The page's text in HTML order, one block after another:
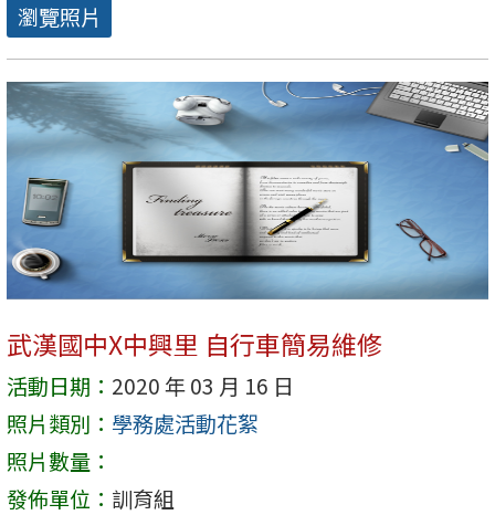
瀏覽照片
武漢國中X中興里 自行車簡易維修
活動日期： 2020 年 03 月 16 日
照片類別： 學務處活動花絮
照片數量：
發佈單位： 訓育組